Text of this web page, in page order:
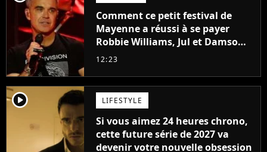
Comment ce petit festival de
Mayenne a réussi à se payer
Robbie Williams, Jul et Damso
cette année ?
12:23
player2 LIFESTYLE
Si vous aimez 24 heures chrono,
cette future série de 2027 va
devenir votre nouvelle obsession